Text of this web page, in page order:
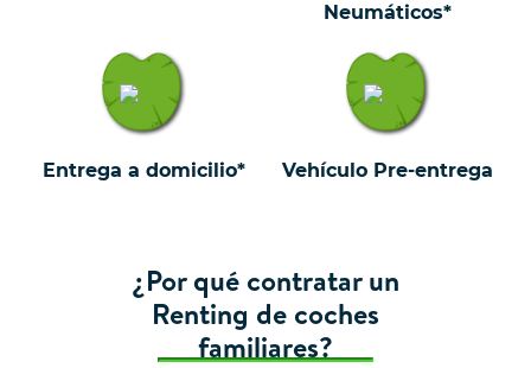
Neumáticos*
Entrega a domicilio* Vehículo Pre-entrega
¿Por qué contratar un
Renting de coches
familiares?